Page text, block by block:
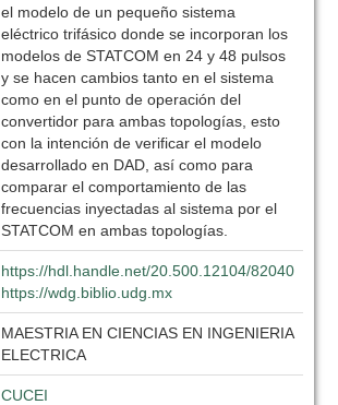
el modelo de un pequeño sistema
eléctrico trifásico donde se incorporan los
modelos de STATCOM en 24 y 48 pulsos
y se hacen cambios tanto en el sistema
como en el punto de operación del
convertidor para ambas topologías, esto
con la intención de verificar el modelo
desarrollado en DAD, así como para
comparar el comportamiento de las
frecuencias inyectadas al sistema por el
STATCOM en ambas topologías.
https://hdl.handle.net/20.500.12104/82040
https://wdg.biblio.udg.mx
MAESTRIA EN CIENCIAS EN INGENIERIA
ELECTRICA
CUCEI